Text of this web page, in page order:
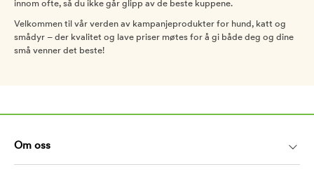
innom ofte, så du ikke går glipp av de beste kuppene.
Velkommen til vår verden av kampanjeprodukter for hund, katt og
smådyr – der kvalitet og lave priser møtes for å gi både deg og dine
små venner det beste!
Om oss